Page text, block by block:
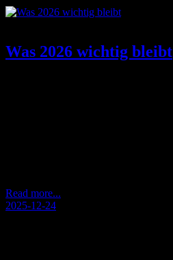
Was 2026 wichtig bleibt
Read more...
2025-12-24